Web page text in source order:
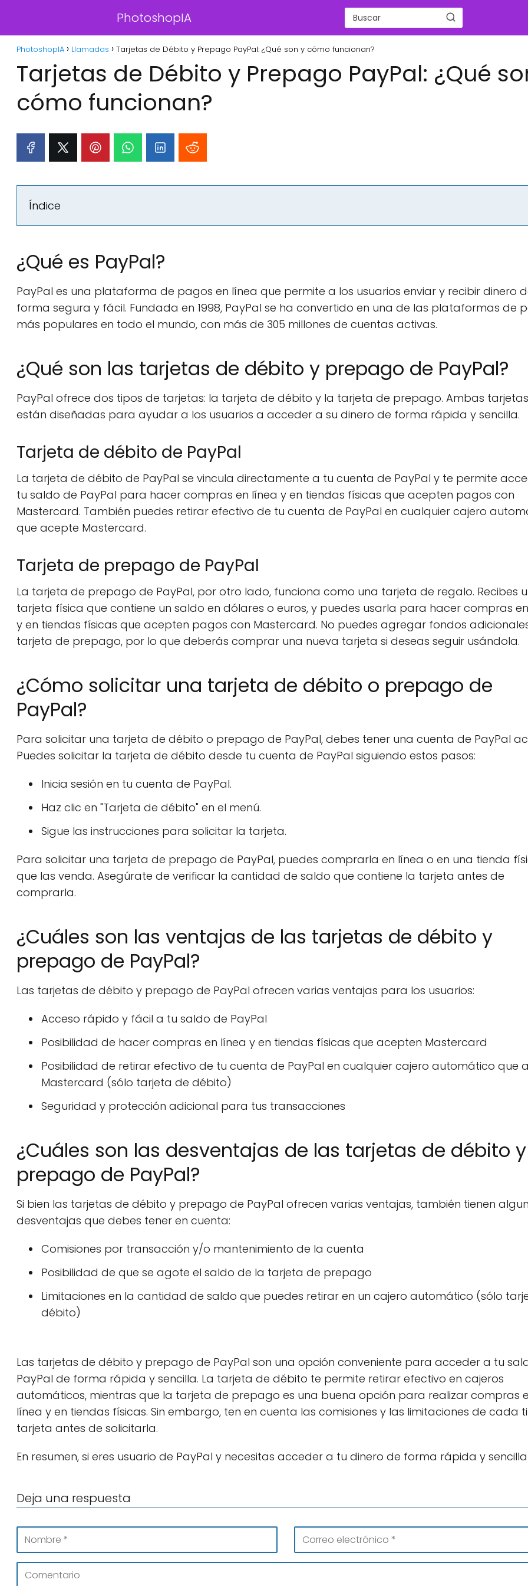
PhotoshopIA
PhotoshopIA Llamadas Tarjetas de Débito y Prepago PayPal: ¿Qué son y cómo funcionan?
Tarjetas de Débito y Prepago PayPal: ¿Qué
cómo funcionan?
Índice
¿Qué es PayPal?
PayPal es una plataforma de pagos en línea que permite a los usuarios enviar y recibir dinero
forma segura y fácil. Fundada en 1998, PayPal se ha convertido en una de las plataformas de
más populares en todo el mundo, con más de 305 millones de cuentas activas.
¿Qué son las tarjetas de débito y prepago de PayPal?
PayPal ofrece dos tipos de tarjetas: la tarjeta de débito y la tarjeta de prepago. Ambas tarjetas
están diseñadas para ayudar a los usuarios a acceder a su dinero de forma rápida y sencilla.
Tarjeta de débito de PayPal
La tarjeta de débito de PayPal se vincula directamente a tu cuenta de PayPal y te permite
tu saldo de PayPal para hacer compras en línea y en tiendas físicas que acepten pagos con
Mastercard. También puedes retirar efectivo de tu cuenta de PayPal en cualquier cajero
que acepte Mastercard.
Tarjeta de prepago de PayPal
La tarjeta de prepago de PayPal, por otro lado, funciona como una tarjeta de regalo. Recibes
tarjeta física que contiene un saldo en dólares o euros, y puedes usarla para hacer compras
y en tiendas físicas que acepten pagos con Mastercard. No puedes agregar fondos
tarjeta de prepago, por lo que deberás comprar una nueva tarjeta si deseas seguir usándola.
¿Cómo solicitar una tarjeta de débito o prepago de
PayPal?
Para solicitar una tarjeta de débito o prepago de PayPal, debes tener una cuenta de PayPal
Puedes solicitar la tarjeta de débito desde tu cuenta de PayPal siguiendo estos pasos:
Inicia sesión en tu cuenta de PayPal.
Haz clic en "Tarjeta de débito" en el menú.
Sigue las instrucciones para solicitar la tarjeta.
Para solicitar una tarjeta de prepago de PayPal, puedes comprarla en línea o en una tienda
que las venda. Asegúrate de verificar la cantidad de saldo que contiene la tarjeta antes de
comprarla.
¿Cuáles son las ventajas de las tarjetas de débito y
prepago de PayPal?
Las tarjetas de débito y prepago de PayPal ofrecen varias ventajas para los usuarios:
Acceso rápido y fácil a tu saldo de PayPal
Posibilidad de hacer compras en línea y en tiendas físicas que acepten Mastercard
Posibilidad de retirar efectivo de tu cuenta de PayPal en cualquier cajero automático que
Mastercard (sólo tarjeta de débito)
Seguridad y protección adicional para tus transacciones
¿Cuáles son las desventajas de las tarjetas de débito y
prepago de PayPal?
Si bien las tarjetas de débito y prepago de PayPal ofrecen varias ventajas, también tienen
desventajas que debes tener en cuenta:
Comisiones por transacción y/o mantenimiento de la cuenta
Posibilidad de que se agote el saldo de la tarjeta de prepago
Limitaciones en la cantidad de saldo que puedes retirar en un cajero automático (sólo
débito)
Las tarjetas de débito y prepago de PayPal son una opción conveniente para acceder a tu
PayPal de forma rápida y sencilla. La tarjeta de débito te permite retirar efectivo en cajeros
automáticos, mientras que la tarjeta de prepago es una buena opción para realizar compras
línea y en tiendas físicas. Sin embargo, ten en cuenta las comisiones y las limitaciones de cada
tarjeta antes de solicitarla.
En resumen, si eres usuario de PayPal y necesitas acceder a tu dinero de forma rápida y sencilla
Deja una respuesta